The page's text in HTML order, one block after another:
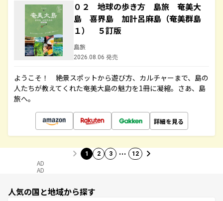
０２ 地球の歩き方 島旅 奄美大
島 喜界島 加計呂麻島（奄美群島
１） ５訂版
島旅
2026.08.06 発売
ようこそ！ 絶景スポットから遊び方、カルチャーまで、島の
人たちが教えてくれた奄美大島の魅力を1冊に凝縮。さあ、島
旅へ。
詳細を見る
1 2 3 … 12
AD
AD
人気の国と地域から探す